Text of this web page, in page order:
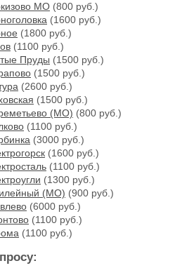
МО (800 руб.)
(1600 руб.)
(1800 руб.)
(1100 руб.)
Пруды (1500 руб.)
(1500 руб.)
(2600 руб.)
(1500 руб.)
(МО) (800 руб.)
(1100 руб.)
(3000 руб.)
(1600 руб.)
(1100 руб.)
(1300 руб.)
(МО) (900 руб.)
(6000 руб.)
(1100 руб.)
(1100 руб.)